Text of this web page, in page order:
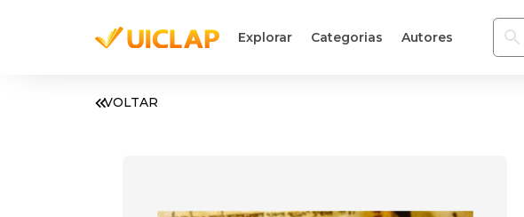
Explorar Categorias Autores
VOLTAR